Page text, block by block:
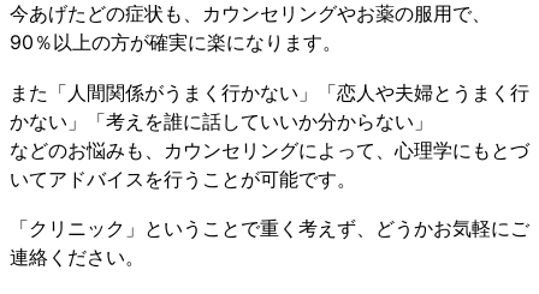
今あげたどの症状も、カウンセリングやお薬の服用で、
90％以上の方が確実に楽になります。
また「人間関係がうまく行かない」「恋人や夫婦とうまく行
かない」「考えを誰に話していいか分からない」
などのお悩みも、カウンセリングによって、心理学にもとづ
いてアドバイスを行うことが可能です。
「クリニック」ということで重く考えず、どうかお気軽にご
連絡ください。